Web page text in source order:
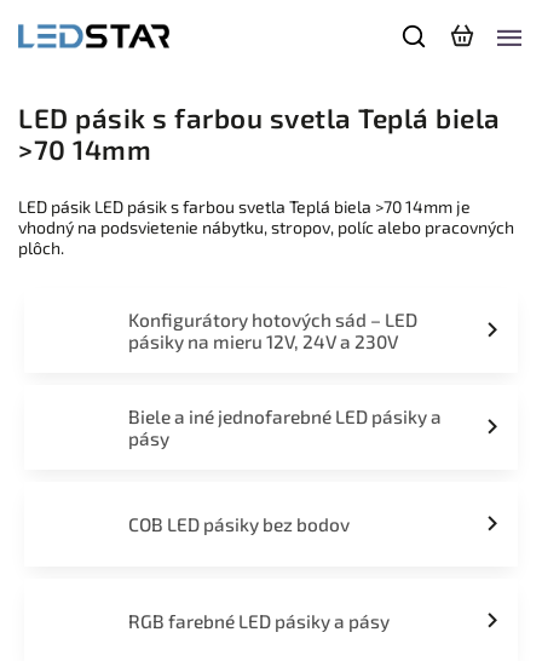
LED pásik s farbou svetla Teplá biela
>70 14mm
LED pásik LED pásik s farbou svetla Teplá biela >70 14mm je
vhodný na podsvietenie nábytku, stropov, políc alebo pracovných
plôch.
Konfigurátory hotových sád – LED
pásiky na mieru 12V, 24V a 230V
Biele a iné jednofarebné LED pásiky a
pásy
COB LED pásiky bez bodov
RGB farebné LED pásiky a pásy